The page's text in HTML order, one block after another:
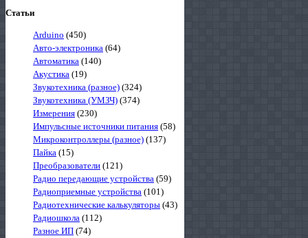
Статьи
Arduino (450)
Авто-электроника (64)
Автоматика (140)
Акустика (19)
Звукотехника (разное) (324)
Звукотехника (УМЗЧ) (374)
Измерения (230)
Импульсные источники питания (58)
Микроконтроллеры (разное) (137)
Пайка (15)
Преобразователи (121)
Радио передающие устройства (59)
Радиоприемные устройства (101)
Радиотехнические калькуляторы (43)
Радиошкола (112)
Разное ИП (74)